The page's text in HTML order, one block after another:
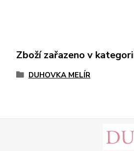
Zboží zařazeno v
DUHOVKA MELÍR